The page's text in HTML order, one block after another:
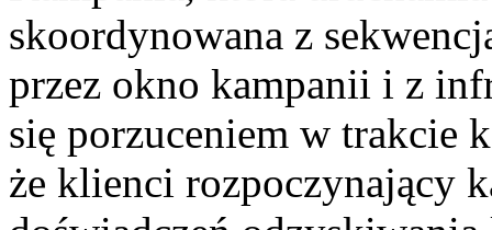
skoordynowana z
przez okno kampanii i z
się porzuceniem w trakcie
że klienci rozpoczynający